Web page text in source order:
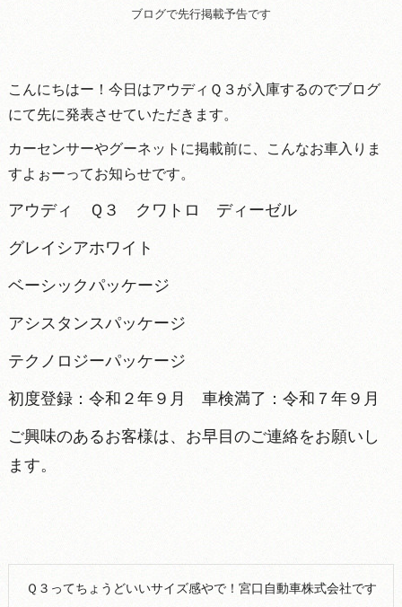
ブログで先行掲載予告です
こんにちはー！今日はアウディＱ３が入庫するのでブログ
にて先に発表させていただきます。
カーセンサーやグーネットに掲載前に、こんなお車入りま
すよぉーってお知らせです。
アウディ Ｑ３ クワトロ ディーゼル
グレイシアホワイト
ベーシックパッケージ
アシスタンスパッケージ
テクノロジーパッケージ
初度登録：令和２年９月 車検満了：令和７年９月
ご興味のあるお客様は、お早目のご連絡をお願いし
ます。
Ｑ３ってちょうどいいサイズ感やで！宮口自動車株式会社です